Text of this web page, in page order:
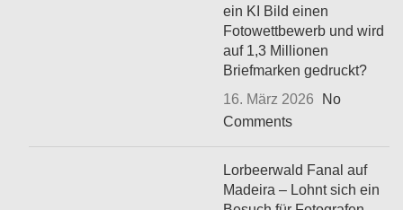
ein KI Bild einen
Fotowettbewerb und wird
auf 1,3 Millionen
Briefmarken gedruckt?
16. März 2026
No
Comments
Lorbeerwald Fanal auf
Madeira – Lohnt sich ein